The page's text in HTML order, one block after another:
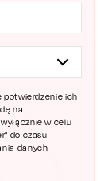
potwierdzenie ich
na
w celu
do czasu
danych